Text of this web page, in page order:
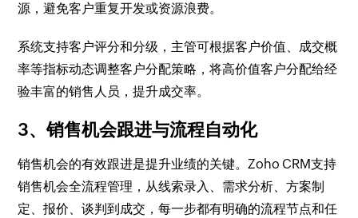
源，避免客户重复开发或资源浪费。
系统支持客户评分和分级，主管可根据客户价值、成交概
率等指标动态调整客户分配策略，将高价值客户分配给经
验丰富的销售人员，提升成交率。
3、销售机会跟进与流程自动化
销售机会的有效跟进是提升业绩的关键。Zoho CRM支持
销售机会全流程管理，从线索录入、需求分析、方案制
定、报价、谈判到成交，每一步都有明确的流程节点和任